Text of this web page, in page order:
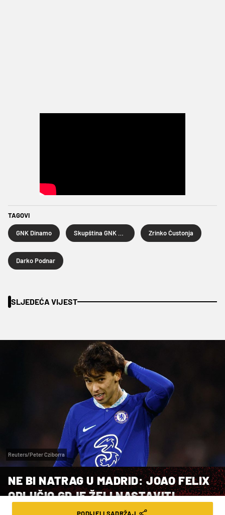
TAGOVI
GNK Dinamo Zrinko Ćustonja
Darko Podnar
SLJEDEĆA VIJEST
Reuters/Peter Cziborra
NE BI NATRAG U MADRID: JOAO FELIX
ODLUČIO GDJE ŽELI NASTAVITI
PODIJELI SADRŽAJ